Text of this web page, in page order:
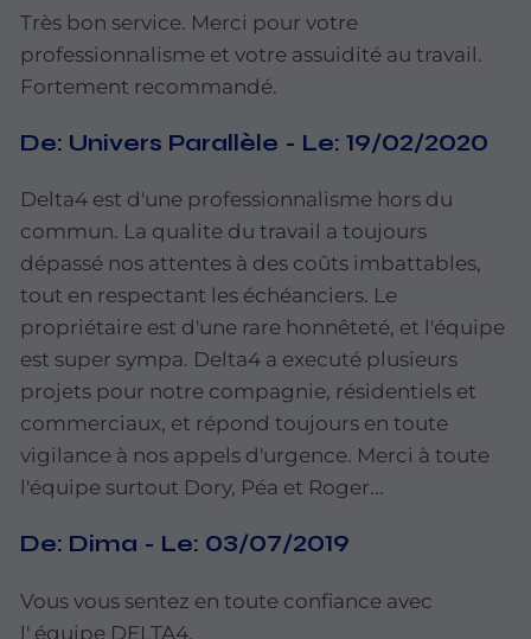
Très bon service. Merci pour votre
professionnalisme et votre assuidité au travail.
Fortement recommandé.
De: Univers Parallèle - Le: 19/02/2020
Delta4 est d'une professionnalisme hors du
commun. La qualite du travail a toujours
dépassé nos attentes à des coûts imbattables,
tout en respectant les échéanciers. Le
propriétaire est d'une rare honnêteté, et l'équipe
est super sympa. Delta4 a executé plusieurs
projets pour notre compagnie, résidentiels et
commerciaux, et répond toujours en toute
vigilance à nos appels d'urgence. Merci à toute
l'équipe surtout Dory, Péa et Roger...
De: Dima - Le: 03/07/2019
Vous vous sentez en toute confiance avec
l' équipe DELTA4.